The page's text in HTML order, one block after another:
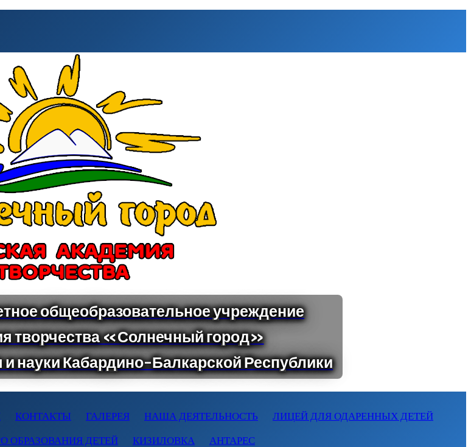
КОНТАКТЫ ГАЛЕРЕЯ НАША ДЕЯТЕЛЬНОСТЬ ЛИЦЕЙ ДЛЯ ОДАРЕННЫХ ДЕТЕЙ
ОБРАЗОВАНИЯ ДЕТЕЙ КИЗИЛОВКА АНТАРЕС